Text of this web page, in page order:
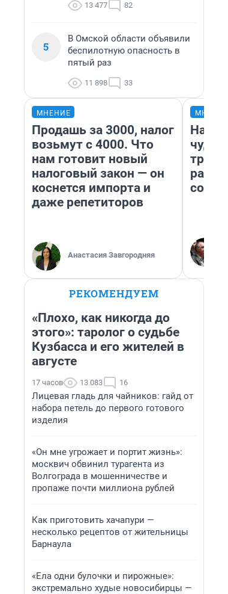
13 477 82
5
В Омской области объявили
беспилотную опасность в
пятый раз
11 898 33
МНЕНИЕ
Продашь за 3000, налог
возьмут с 4000. Что
нам готовит новый
налоговый закон — он
коснется импорта и
даже репетиторов
Анастасия Завгородняя
РЕКОМЕНДУЕМ
«Плохо, как никогда до
этого»: таролог о судьбе
Кузбасса и его жителей в
августе
17 часов 13 083 16
Лицевая гладь для чайников: гайд от
набора петель до первого готового
изделия
«Он мне угрожает и портит жизнь»:
москвич обвинил турагента из
Волгограда в мошенничестве и
пропаже почти миллиона рублей
Как приготовить хачапури —
несколько рецептов от жительницы
Барнаула
«Ела одни булочки и пирожные»:
экстремально худые новосибирцы —